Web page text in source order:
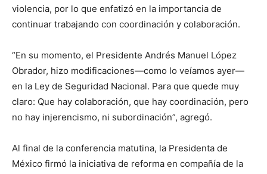
violencia, por lo que enfatizó en la importancia de
continuar trabajando con coordinación y colaboración.
“En su momento, el Presidente Andrés Manuel López
Obrador, hizo modificaciones—como lo veíamos ayer—
en la Ley de Seguridad Nacional. Para que quede muy
claro: Que hay colaboración, que hay coordinación, pero
no hay injerencismo, ni subordinación”, agregó.
Al final de la conferencia matutina, la Presidenta de
México firmó la iniciativa de reforma en compañía de la